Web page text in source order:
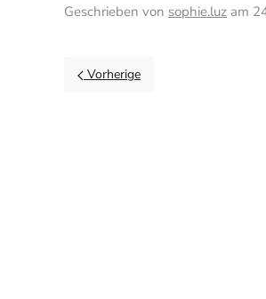
Geschrieben von sophie.luz am
Vorherige